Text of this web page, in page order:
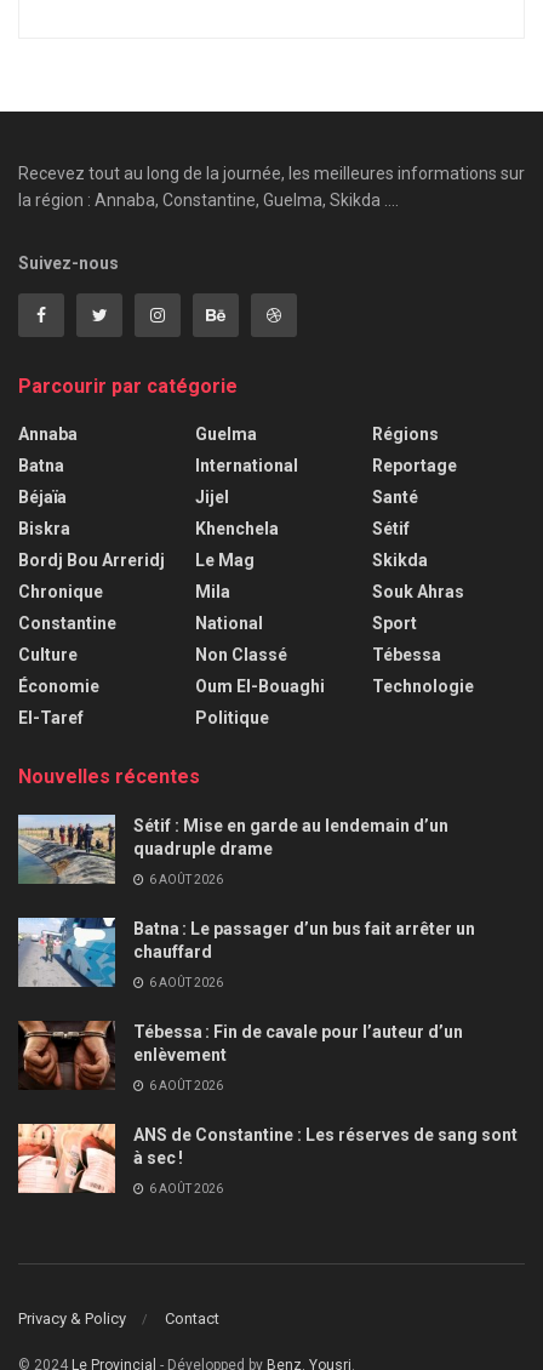
Recevez tout au long de la journée, les meilleures informations sur
la région : Annaba, Constantine, Guelma, Skikda ....
Suivez-nous
Parcourir par catégorie
Annaba
Batna
Béjaïa
Biskra
Bordj Bou Arreridj
Chronique
Constantine
Culture
Économie
El-Taref
Guelma
International
Jijel
Khenchela
Le Mag
Mila
National
Non Classé
Oum El-Bouaghi
Politique
Régions
Reportage
Santé
Sétif
Skikda
Souk Ahras
Sport
Tébessa
Technologie
Nouvelles récentes
Sétif : Mise en garde au lendemain d’un
quadruple drame
6 AOÛT 2026
Batna : Le passager d’un bus fait arrêter un
chauffard
6 AOÛT 2026
Tébessa : Fin de cavale pour l’auteur d’un
enlèvement
6 AOÛT 2026
ANS de Constantine : Les réserves de sang sont
à sec !
6 AOÛT 2026
Privacy & Policy Contact
© 2024 Le Provincial - Développed by Benz. Yousri.